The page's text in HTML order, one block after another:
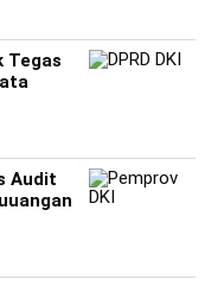
Tegas
Audit